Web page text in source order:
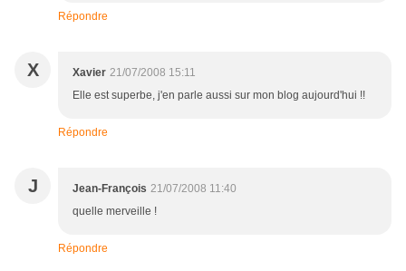
Répondre
X Xavier 21/07/2008 15:11
Elle est superbe, j'en parle aussi sur mon blog aujourd'hui !!
Répondre
J Jean-François 21/07/2008 11:40
quelle merveille !
Répondre